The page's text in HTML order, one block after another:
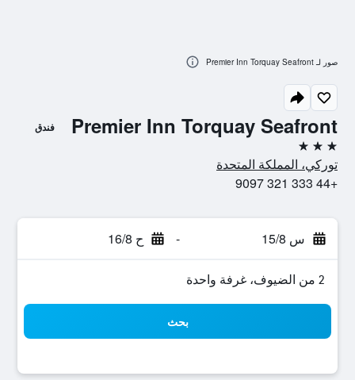
Premier Inn Torquay Seafront فندق
3 نجوم
توركي، المملكة المتحدة
+44 333 321 9097
س 15/8 - ح 16/8
2 من الضيوف، غرفة واحدة
بحث
صور لـ Premier Inn Torquay Seafront